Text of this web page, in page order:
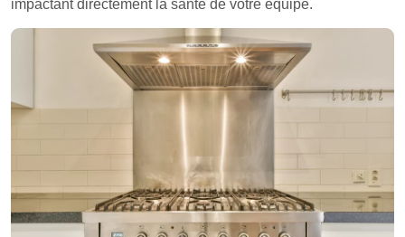
impactant directement la santé de votre équipe.